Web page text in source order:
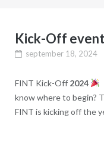
Kick-Off
september 18, 2024
FINT Kick-Off 2024
know where to begin?
FINT is kicking off the